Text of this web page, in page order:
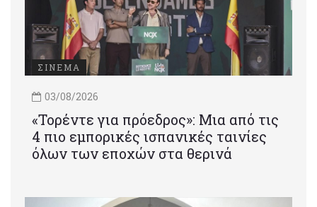
ΣΙΝΕΜΑ
03/08/2026
«Τορέντε για πρόεδρος»: Mια από τις
4 πιο εμπορικές ισπανικές ταινίες
όλων των εποχών στα θερινά